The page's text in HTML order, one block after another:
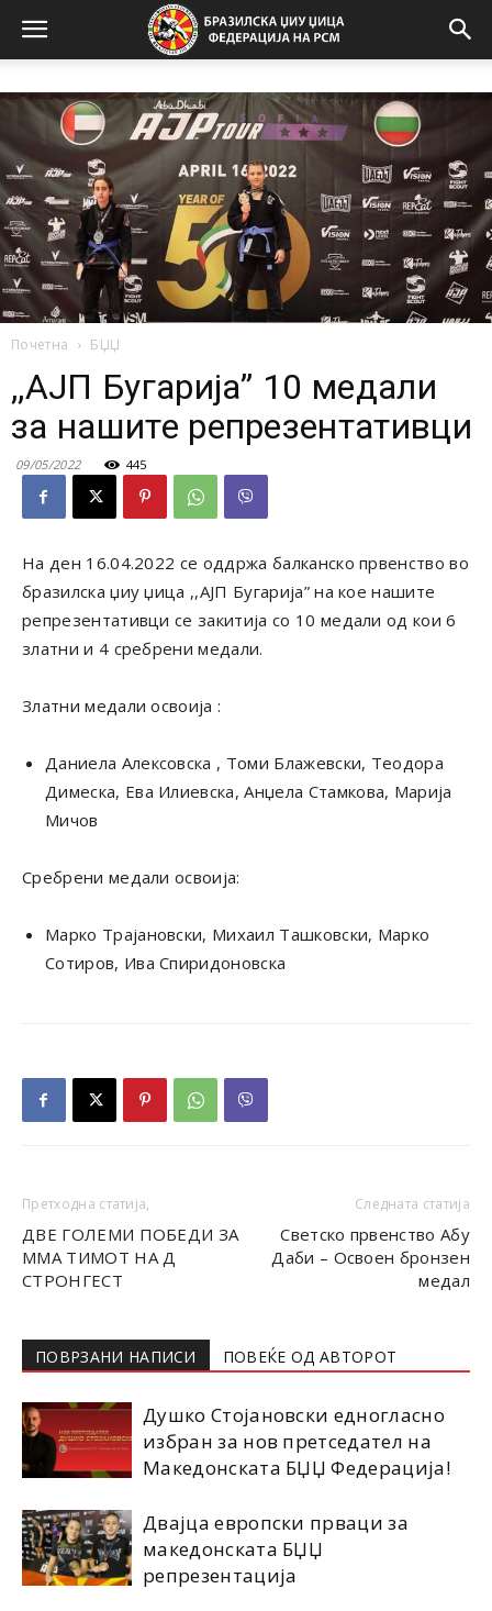
Почетна БЏЏ
,,AЈП Бугарија” 10 медали
за нашите репрезентативци
09/05/2022 445
На ден 16.04.2022 се оддржа балканско првенство во
бразилска џиу џица ,,АЈП Бугарија” на кое нашите
репрезентативци се закитија со 10 медали од кои 6
златни и 4 сребрени медали.
Златни медали освоија :
Даниела Алексовска , Томи Блажевски, Теодора
Димеска, Ева Илиевска, Анџела Стамкова, Марија
Мичов
Сребрени медали освоија:
Марко Трајановски, Михаил Ташковски, Марко
Сотиров, Ива Спиридоновска
Претходна статија,
ДВЕ ГОЛЕМИ ПОБЕДИ ЗА
ММА ТИМОТ НА Д
СТРОНГЕСТ
Следната статија
Светско првенство Абу
Даби – Освоен бронзен
медал
ПОВРЗАНИ НАПИСИ ПОВЕЌЕ ОД АВТОРОТ
Душко Стојановски едногласно
избран за нов претседател на
Македонската БЏЏ Федерација!
Двајца европски прваци за
македонската БЏЏ
репрезентација